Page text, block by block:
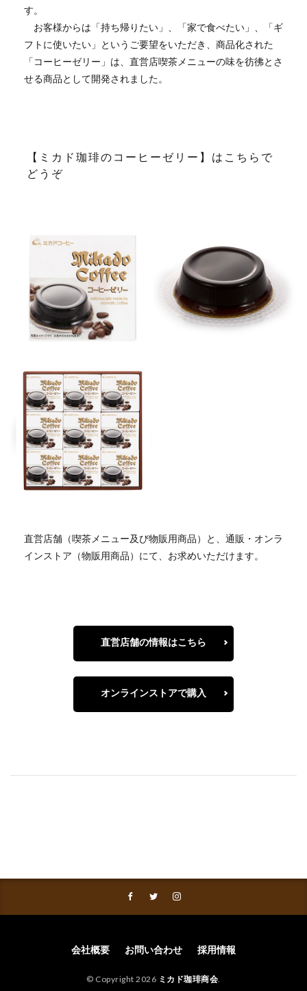
す。
お客様からは「持ち帰りたい」、「家で食べたい」、「ギ
フトに使いたい」というご要望をいただき、商品化された
「コーヒーゼリー」は、直営店喫茶メニューの味を彷彿とさ
せる商品として開発されました。
【ミカド珈琲のコーヒーゼリー】はこちらで
どうぞ
直営店舗（喫茶メニュー及び物販用商品）と、通販・オンラ
インストア（物販用商品）にて、お求めいただけます。
直営店舗の情報はこちら
オンラインストアで購入
会社概要 お問い合わせ 採用情報
© Copyright 2026 ミカド珈琲商会.